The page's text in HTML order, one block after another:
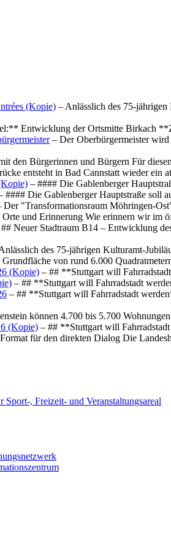
(Kopie) – Anlässlich des 75-
Entwicklung der Ortsmitte Birkach
– Der Oberbürgermeister wird
den Bürgerinnen und Bürgern Für
entsteht in Bad Cannstatt wieder
– #### Die Gablenberger
#### Die Gablenberger Hauptstraße soll
Der "Transformationsraum Möhringen-
Orte und Erinnerung Wie erinnern wir im
Neuer Stadtraum B14 – Entwicklung
des 75-jährigen Kulturamt-
von rund 6.000
(Kopie) – ## **Stuttgart will
– ## **Stuttgart will Fahrradstadt
– ## **Stuttgart will Fahrradstadt
können 4.700 bis 5.700
(Kopie) – ## **Stuttgart will
für den direkten Dialog Die
, Freizeit- und Veranstaltungsareal